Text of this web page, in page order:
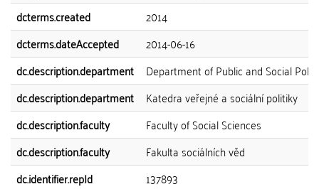
dcterms.created
2014
dcterms.dateAccepted
2014-06-16
dc.description.department
Department of Public and Social
dc.description.department
Katedra veřejné a sociální politiky
dc.description.faculty
Faculty of Social Sciences
dc.description.faculty
Fakulta sociálních věd
dc.identifier.repId
137893